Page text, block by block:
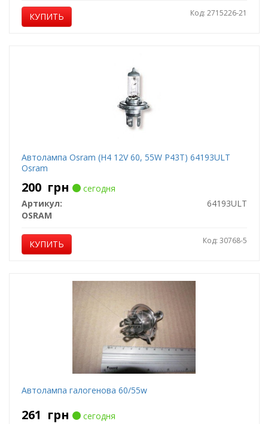
КУПИТЬ Код: 2715226-21
Автолампа Osram (H4 12V 60, 55W P43T) 64193ULT
Osram
200 грн
сегодня
Артикул:
64193ULT
OSRAM
КУПИТЬ Код: 30768-5
Автолампа галогенова 60/55w
261 грн
сегодня